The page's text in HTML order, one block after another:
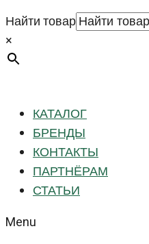
Найти товар
×
КАТАЛОГ
БРЕНДЫ
КОНТАКТЫ
ПАРТНЁРАМ
СТАТЬИ
Menu